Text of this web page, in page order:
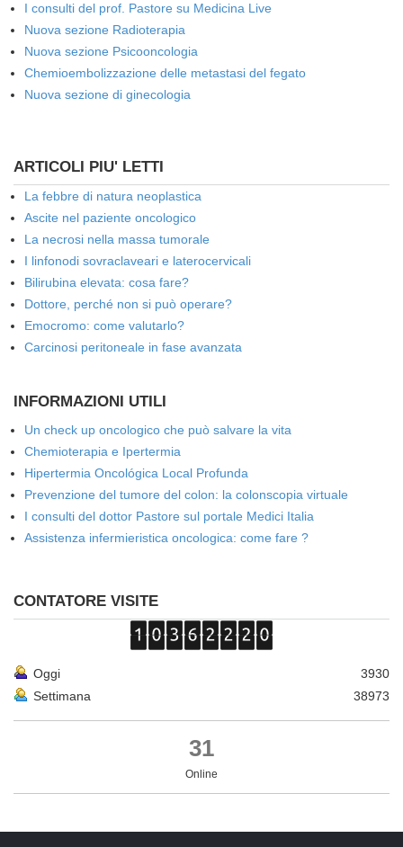
I consulti del prof. Pastore su Medicina Live
Nuova sezione Radioterapia
Nuova sezione Psicooncologia
Chemioembolizzazione delle metastasi del fegato
Nuova sezione di ginecologia
ARTICOLI PIU' LETTI
La febbre di natura neoplastica
Ascite nel paziente oncologico
La necrosi nella massa tumorale
I linfonodi sovraclaveari e laterocervicali
Bilirubina elevata: cosa fare?
Dottore, perché non si può operare?
Emocromo: come valutarlo?
Carcinosi peritoneale in fase avanzata
INFORMAZIONI UTILI
Un check up oncologico che può salvare la vita
Chemioterapia e Ipertermia
Hipertermia Oncológica Local Profunda
Prevenzione del tumore del colon: la colonscopia virtuale
I consulti del dottor Pastore sul portale Medici Italia
Assistenza infermieristica oncologica: come fare ?
CONTATORE VISITE
Oggi
3930
Settimana
38973
31
Online